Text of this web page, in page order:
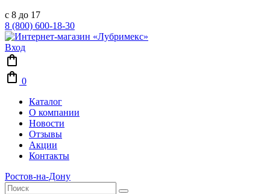
с 8 до 17
8 (800) 600-18-30
Вход
0
Каталог
О компании
Новости
Отзывы
Акции
Контакты
Ростов-на-Дону